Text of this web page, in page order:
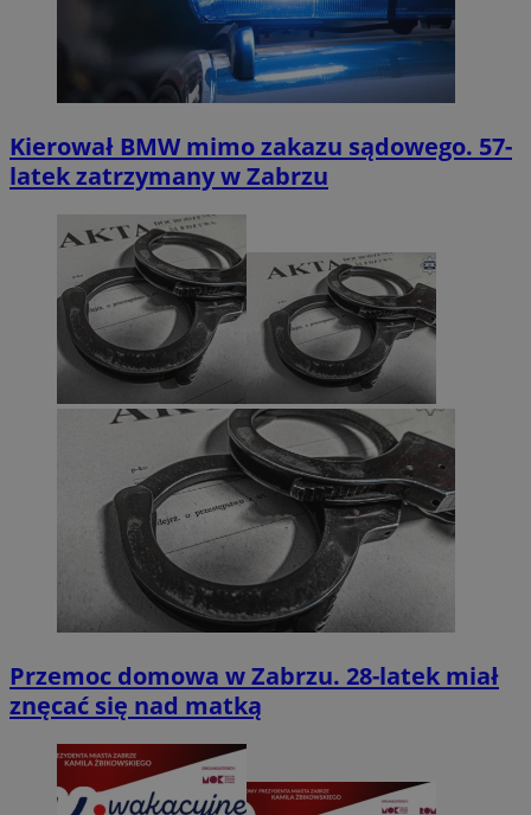
Kierował BMW mimo zakazu sądowego. 57-
latek zatrzymany w Zabrzu
Przemoc domowa w Zabrzu. 28-latek miał
znęcać się nad matką